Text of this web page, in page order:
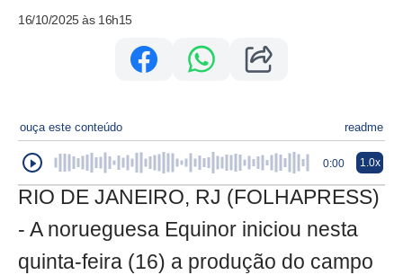
16/10/2025 às 16h15
ouça este conteúdo readme
0:00 1.0x
RIO DE JANEIRO, RJ (FOLHAPRESS)
- A norueguesa Equinor iniciou nesta
quinta-feira (16) a produção do campo